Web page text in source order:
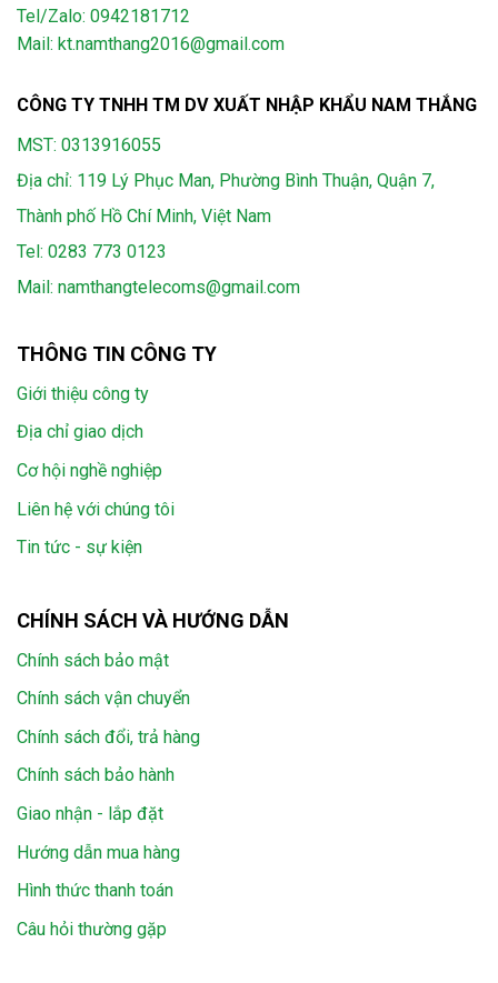
Tel/Zalo: 0942181712
Mail: kt.namthang2016@gmail.com
CÔNG TY TNHH TM DV XUẤT NHẬP KHẨU NAM THẮNG
MST: 0313916055
Địa chỉ: 119 Lý Phục Man, Phường Bình Thuận, Quận 7,
Thành phố Hồ Chí Minh, Việt Nam
Tel: 0283 773 0123
Mail: namthangtelecoms@gmail.com
THÔNG TIN CÔNG TY
Giới thiệu công ty
Địa chỉ giao dịch
Cơ hội nghề nghiệp
Liên hệ với chúng tôi
Tin tức - sự kiện
CHÍNH SÁCH VÀ HƯỚNG DẪN
Chính sách bảo mật
Chính sách vận chuyển
Chính sách đổi, trả hàng
Chính sách bảo hành
Giao nhận - lắp đặt
Hướng dẫn mua hàng
Hình thức thanh toán
Câu hỏi thường gặp